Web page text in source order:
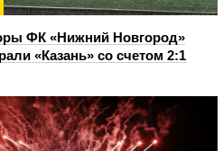
ФК «Нижний Новгород»
«Казань» со счетом 2:1